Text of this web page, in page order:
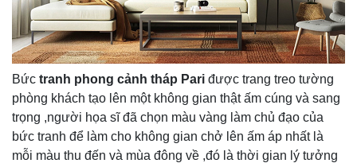
Bức tranh phong cảnh tháp Pari được trang treo tường
phòng khách tạo lên một không gian thật ấm cúng và sang
trọng ,người họa sĩ đã chọn màu vàng làm chủ đạo của
bức tranh để làm cho không gian chở lên ấm áp nhất là
mỗi màu thu đến và mùa đông về ,đó là thời gian lý tưởng